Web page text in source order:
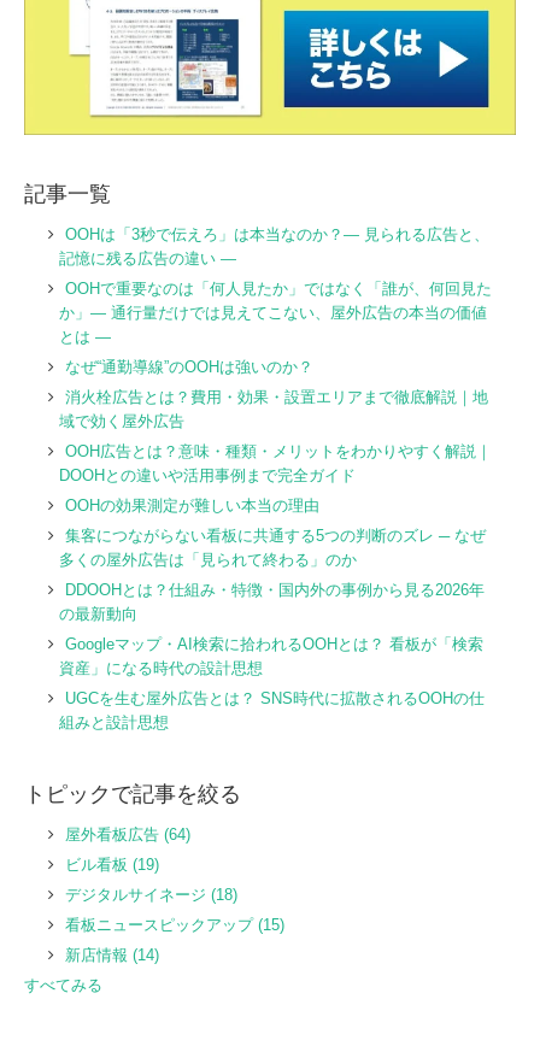
記事一覧
OOHは「3秒で伝えろ」は本当なのか？― 見られる広告と、
記憶に残る広告の違い ―
OOHで重要なのは「何人見たか」ではなく「誰が、何回見た
か」― 通行量だけでは見えてこない、屋外広告の本当の価値
とは ―
なぜ“通勤導線”のOOHは強いのか？
消火栓広告とは？費用・効果・設置エリアまで徹底解説｜地
域で効く屋外広告
OOH広告とは？意味・種類・メリットをわかりやすく解説｜
DOOHとの違いや活用事例まで完全ガイド
OOHの効果測定が難しい本当の理由
集客につながらない看板に共通する5つの判断のズレ ─ なぜ
多くの屋外広告は「見られて終わる」のか
DDOOHとは？仕組み・特徴・国内外の事例から見る2026年
の最新動向
Googleマップ・AI検索に拾われるOOHとは？ 看板が「検索
資産」になる時代の設計思想
UGCを生む屋外広告とは？ SNS時代に拡散されるOOHの仕
組みと設計思想
トピックで記事を絞る
屋外看板広告 (64)
ビル看板 (19)
デジタルサイネージ (18)
看板ニュースピックアップ (15)
新店情報 (14)
すべてみる